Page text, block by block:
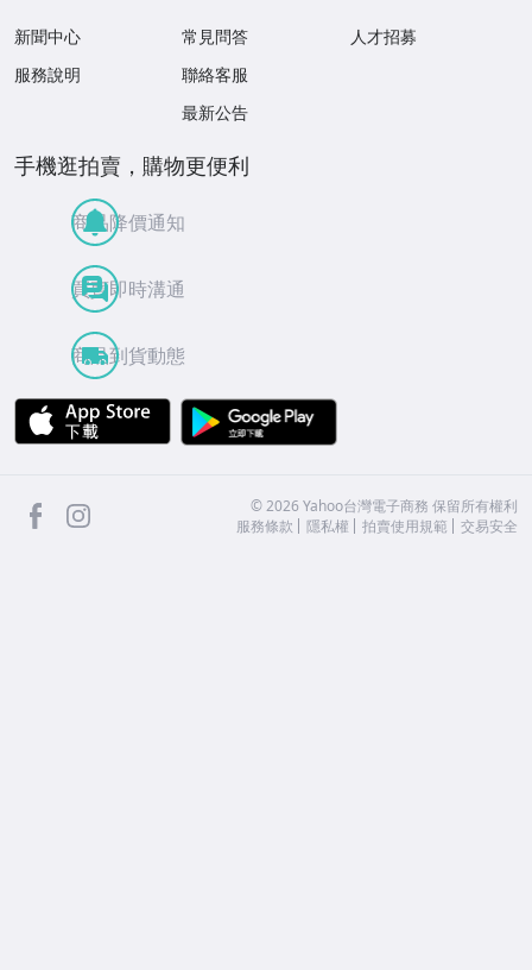
新聞中心
服務說明
常見問答
聯絡客服
最新公告
人才招募
手機逛拍賣，購物更便利
商品降價通知
買賣即時溝通
商品到貨動態
APP Store
facebook ©2026 Yahoo台灣電子商務 保留所有權利
服務條款
隱私權 拍賣使用規範 交易安全